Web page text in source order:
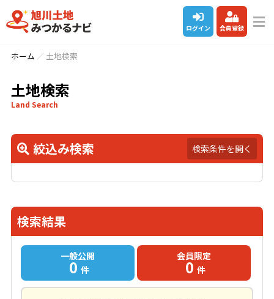
ログイン 会員登録
ホーム 土地検索
土地検索
Land Search
絞込み検索 検索条件を開く
検索結果
一般公開
0 件
会員限定
0 件